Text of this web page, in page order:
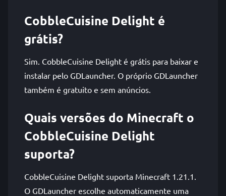
CobbleCuisine Delight é
grátis?
Sim. CobbleCuisine Delight é grátis para baixar e
instalar pelo GDLauncher. O próprio GDLauncher
também é gratuito e sem anúncios.
Quais versões do Minecraft o
CobbleCuisine Delight
suporta?
CobbleCuisine Delight suporta Minecraft 1.21.1.
O GDLauncher escolhe automaticamente uma